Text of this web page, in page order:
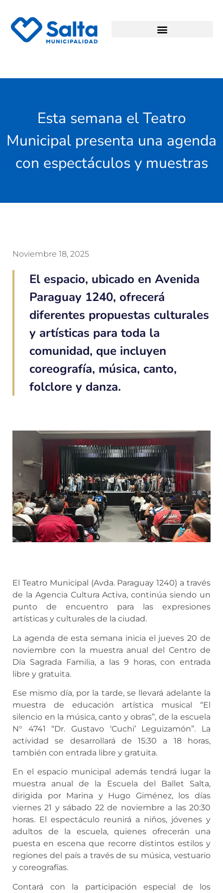
Esta semana el Teatro
Municipal presenta una agenda
con espectáculos y muestras
Noviembre 18, 2025
El espacio, ubicado en Avenida
Paraguay 1240, ofrecerá
diferentes propuestas culturales
y artísticas para toda la
comunidad, que incluyen
coreografía, música, canto,
folclore y danza.
El Teatro Municipal (Avda. Paraguay 1240) a través
de la Agencia Cultura Activa, continúa siendo un
punto de encuentro para las expresiones
artísticas y culturales de la ciudad.
La agenda de esta semana inicia el jueves 20 de
noviembre con la muestra anual del Centro de
Día Sagrada Familia, a las 9 horas, con entrada
libre y gratuita.
Ese mismo día, por la tarde, se llevará adelante la
muestra de educación artística musical “El
silencio en la música, canto y obras”, de la escuela
N° 4741 “Dr. Gustavo ‘Cuchi’ Leguizamón”. La
actividad se desarrollará de 15:30 a 18 horas,
también con entrada libre y gratuita.
En el espacio municipal además tendrá lugar la
muestra anual de la Escuela del Ballet Salta,
dirigida por Marina y Hugo Giménez, los días
viernes 21 y sábado 22 de noviembre a las 20:30
horas. El espectáculo reunirá a niños, jóvenes y
adultos de la escuela, quienes ofrecerán una
puesta en escena que recorre distintos estilos y
regiones del país a través de su música, vestuario
y coreografías.
Contará con la participación especial de los